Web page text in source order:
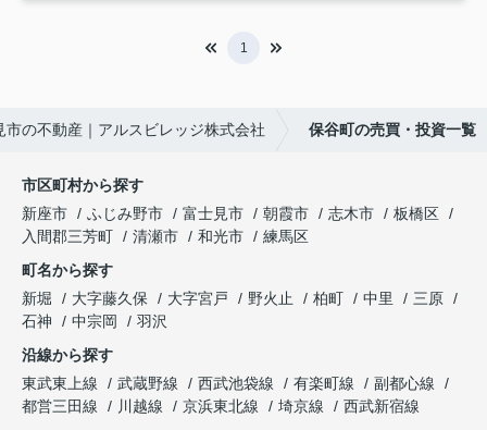
1
市の不動産｜アルスビレッジ株式会社 保谷町の売買・投資一覧
市区町村から探す
新座市
ふじみ野市 富士見市 朝霞市 志木市
板橋区
入間郡三芳町
清瀬市 和光市
練馬区
町名から探す
新堀
大字藤久保 大字宮戸 野火止 柏町 中里
三原
石神
中宗岡
羽沢
沿線から探す
東武東上線
武蔵野線 西武池袋線 有楽町線
副都心線
都営三田線
川越線 京浜東北線 埼京線
西武新宿線